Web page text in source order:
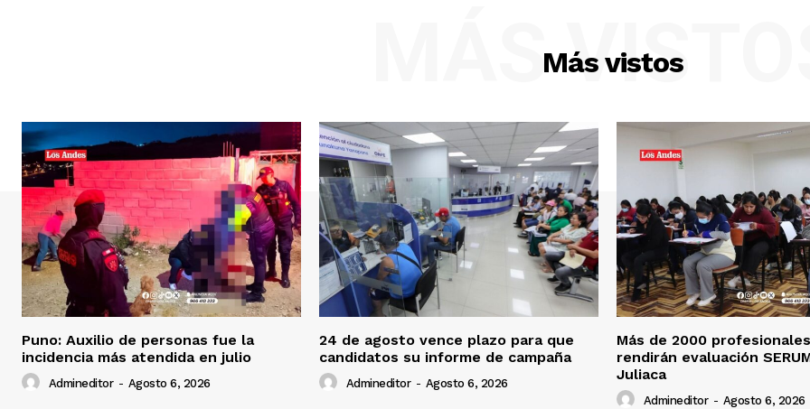
Más vistos
MÁS
Puno: Auxilio de personas fue la
incidencia más atendida en julio
Admineditor - Agosto 6, 2026
24 de agosto vence plazo para que
candidatos su informe de campaña
Admineditor - Agosto 6, 2026
Más de 2000
rendirán evaluación
Juliaca
Admineditor - Agosto 6, 2026